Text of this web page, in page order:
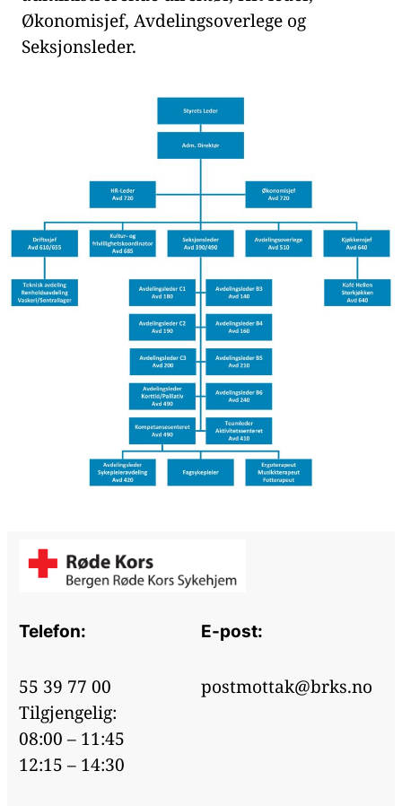
Økonomisjef, Avdelingsoverlege og
Seksjonsleder.
Telefon:
55 39 77 00
Tilgjengelig:
08:00 – 11:45
12:15 – 14:30
E-post:
postmottak@brks.no